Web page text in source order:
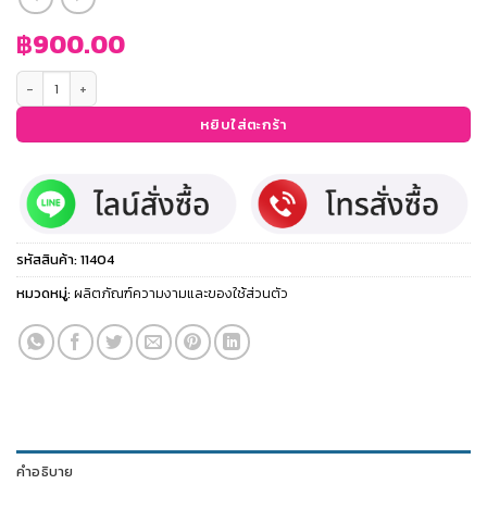
฿900.00
จำนวน เอสแปร์โต้ สมูธติ้ง ซีรั่ม ชิ้น
หยิบใส่ตะกร้า
รหัสสินค้า:11404
หมวดหมู่:ผลิตภัณฑ์ความงามและของใช้ส่วนตัว
คำอธิบาย